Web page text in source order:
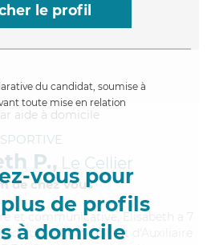
le profil
du candidat, soumise à
toute mise en relation
vous pour
de profils
à domicile
SPORTIVE
P., Le Cellier
de chez Vous
et communicative, Elisabeth a 7
un diplôme d'État d'Auxiliaire